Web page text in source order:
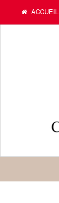
ACCUEIL